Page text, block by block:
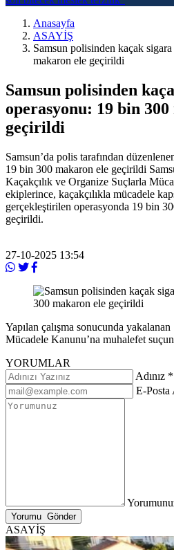
Anasayfa
ASAYİŞ
Samsun polisinden kaçak
makaron ele geçirildi
Samsun polisinden
operasyonu: 19 bin
geçirildi
Samsun’da polis tarafından
19 bin 300 makaron ele geçirildi
Kaçakçılık ve Organize Suçlarla
ekiplerince, kaçakçılıkla mücadele
gerçekleştirilen operasyonda 19 bin
geçirildi.
27-10-2025 13:54
Yapılan çalışma sonucunda yakalanan
Mücadele Kanunu’na muhalefet
YORUMLAR
Adınız *
E-Posta
ASAYİŞ